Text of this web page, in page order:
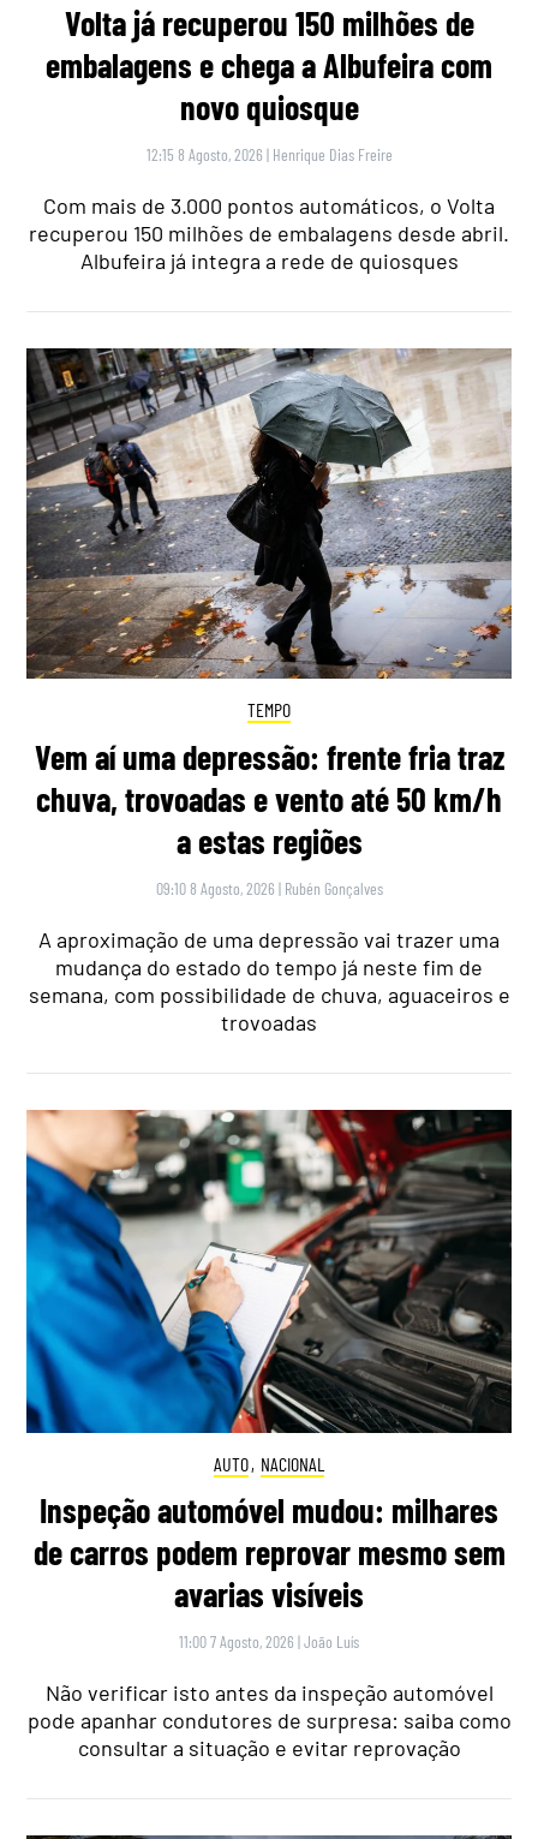
Volta já recuperou 150 milhões de
embalagens e chega a Albufeira com
novo quiosque
12:15 8 Agosto, 2026 | Henrique Dias Freire
Com mais de 3.000 pontos automáticos, o Volta
recuperou 150 milhões de embalagens desde abril.
Albufeira já integra a rede de quiosques
TEMPO
Vem aí uma depressão: frente fria traz
chuva, trovoadas e vento até 50 km/h
a estas regiões
09:10 8 Agosto, 2026 | Rubén Gonçalves
A aproximação de uma depressão vai trazer uma
mudança do estado do tempo já neste fim de
semana, com possibilidade de chuva, aguaceiros e
trovoadas
AUTO, NACIONAL
Inspeção automóvel mudou: milhares
de carros podem reprovar mesmo sem
avarias visíveis
11:00 7 Agosto, 2026 |João Luís
Não verificar isto antes da inspeção automóvel
pode apanhar condutores de surpresa: saiba como
consultar a situação e evitar reprovação